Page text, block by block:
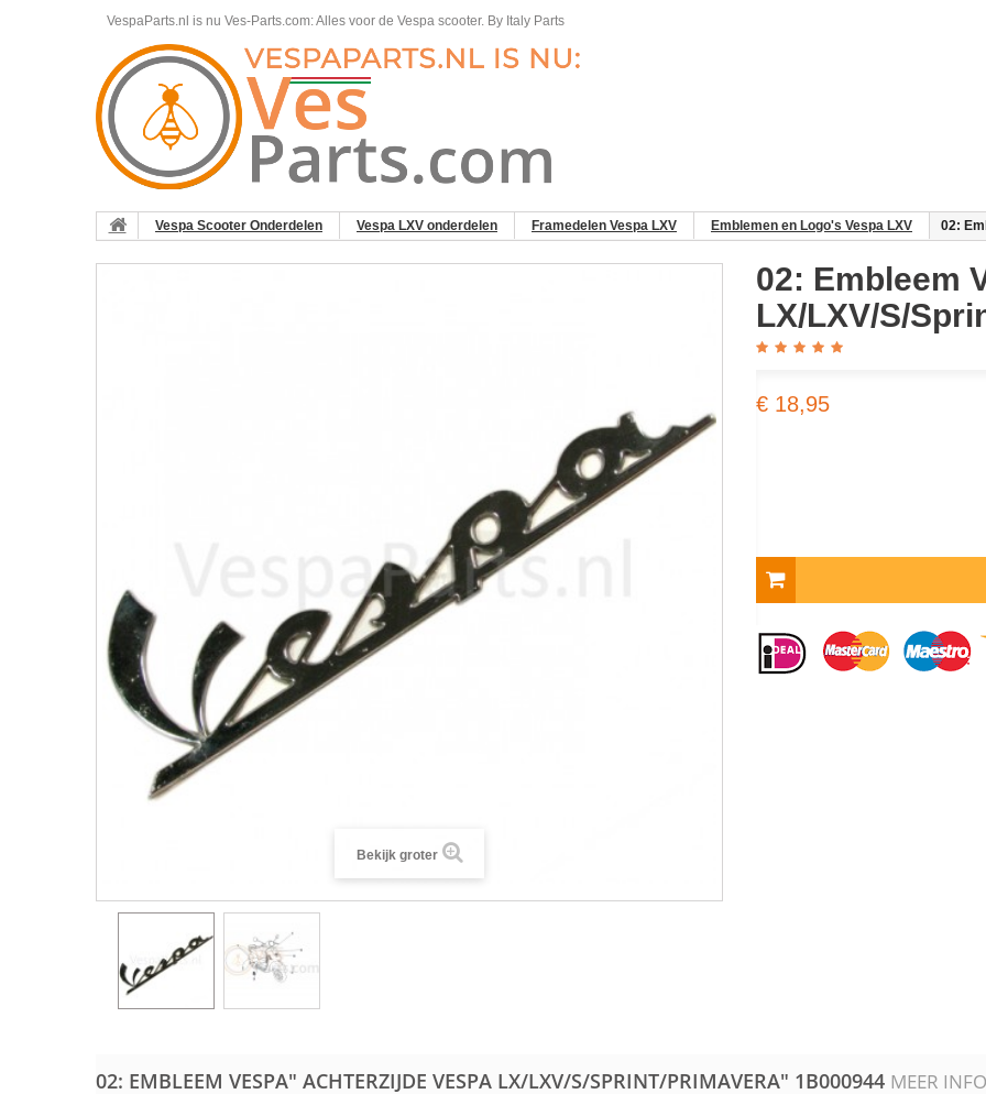
VespaParts.nl is nu Ves-Parts.com: Alles voor de Vespa scooter. By Italy Parts
Vespa Scooter Onderdelen Vespa LXV onderdelen Framedelen Vespa LXV Emblemen en Logo's Vespa LXV 02:
Bekijk groter
02: Embleem
LX/LXV/S/
€ 18,95
02: EMBLEEM VESPA" ACHTERZIJDE VESPA LX/LXV/S/SPRINT/PRIMAVERA" 1B000944 MEER